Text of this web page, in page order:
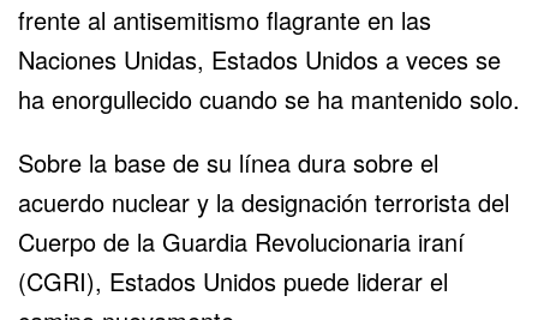
frente al antisemitismo flagrante en las
Naciones Unidas, Estados Unidos a veces se
ha enorgullecido cuando se ha mantenido solo.
Sobre la base de su línea dura sobre el
acuerdo nuclear y la designación terrorista del
Cuerpo de la Guardia Revolucionaria iraní
(CGRI), Estados Unidos puede liderar el